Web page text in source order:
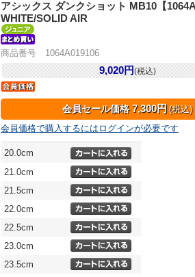
アシックス ダンクショット MB10【
WHITE/SOLID AIR
商品番号 1064A019106
9,020円(税込)
会員セール価格 7,300円 (税込)
会員価格で購入するにはログインが必要です
20.0cm
21.0cm
21.5cm
22.0cm
22.5cm
23.0cm
23.5cm